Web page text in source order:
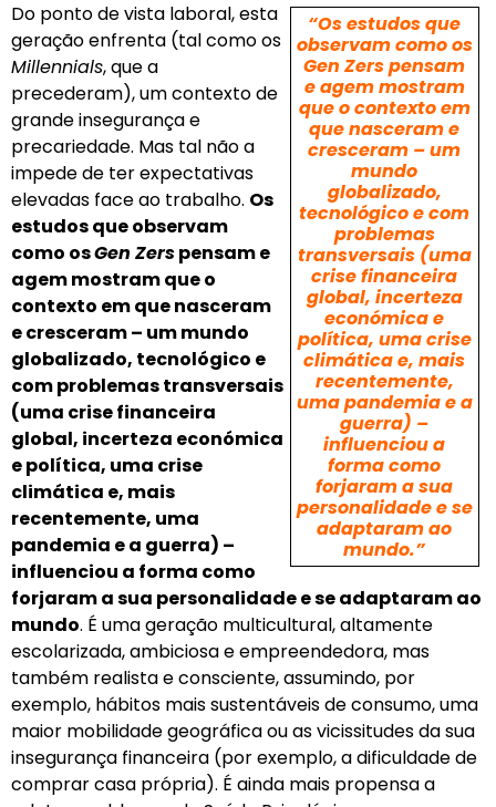
“Os estudos que
observam como os
Gen Zers pensam
e agem mostram
que o contexto em
que nasceram e
cresceram – um
mundo
globalizado,
tecnológico e com
problemas
transversais (uma
crise financeira
global, incerteza
económica e
política, uma crise
climática e, mais
recentemente,
uma pandemia e a
guerra) –
influenciou a
forma como
forjaram a sua
personalidade e se
adaptaram ao
mundo.”
Do ponto de vista laboral, esta
geração enfrenta (tal como os
Millennials, que a
precederam), um contexto de
grande insegurança e
precariedade. Mas tal não a
impede de ter expectativas
elevadas face ao trabalho. Os
estudos que observam
como osGen Zerspensam e
agem mostram que o
contexto em que nasceram
e cresceram – um mundo
globalizado, tecnológico e
com problemas transversais
(uma crise financeira
global, incerteza económica
e política, uma crise
climática e, mais
recentemente, uma
pandemia e a guerra) –
influenciou a forma como
forjaram a sua personalidade e se adaptaram ao
mundo. É uma geração multicultural, altamente
escolarizada, ambiciosa e empreendedora, mas
também realista e consciente, assumindo, por
exemplo, hábitos mais sustentáveis de consumo, uma
maior mobilidade geográfica ou as vicissitudes da sua
insegurança financeira (por exemplo, a dificuldade de
comprar casa própria). É ainda mais propensa a